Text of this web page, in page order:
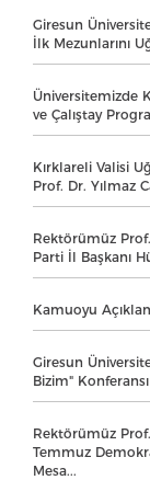
Giresun
İlk Mezunlarını
Üniversitemizde
ve Çalıştay
Kırklareli Valisi
Prof. Dr. Yılmaz
Rektörümüz Prof.
Parti İl Başkanı
Kamuoyu
Giresun
Bizim"
Rektörümüz Prof.
Temmuz
Mesa...